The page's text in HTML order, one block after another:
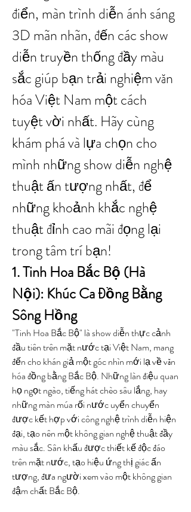
điển, màn trình diễn ánh sáng
3D mãn nhãn, đến các show
diễn truyền thống đầy màu
sắc giúp bạn trải nghiệm văn
hóa Việt Nam một cách
tuyệt vời nhất. Hãy cùng
khám phá và lựa chọn cho
mình những show diễn nghệ
thuật ấn tượng nhất, để
những khoảnh khắc nghệ
thuật đỉnh cao mãi đọng lại
trong tâm trí bạn!
1. Tinh Hoa Bắc Bộ (Hà
Nội): Khúc Ca Đồng Bằng
Sông Hồng
"Tinh Hoa Bắc Bộ" là show diễn thực cảnh
đầu tiên trên mặt nước tại Việt Nam, mang
đến cho khán giả một góc nhìn mới lạ về văn
hóa đồng bằng Bắc Bộ. Những làn điệu quan
họ ngọt ngào, tiếng hát chèo sâu lắng, hay
những màn múa rối nước uyển chuyển
được kết hợp với công nghệ trình diễn hiện
đại, tạo nên một không gian nghệ thuật đầy
màu sắc. Sân khấu được thiết kế độc đáo
trên mặt nước, tạo hiệu ứng thị giác ấn
tượng, đưa người xem vào một không gian
đậm chất Bắc Bộ.